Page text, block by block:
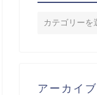
アーカイブ